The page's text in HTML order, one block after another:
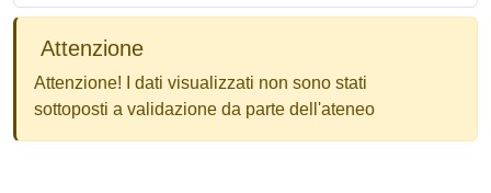
Attenzione
Attenzione! I dati visualizzati non sono stati
sottoposti a validazione da parte dell'ateneo